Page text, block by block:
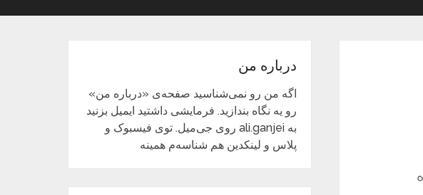
درباره من
اگه من رو نمی‌شناسید صفحه‌ی «درباره من»
رو یه نگاه بندازید. فرمایشی داشتید ایمیل بزنید
به ali.ganjei روی جی‌میل. توی فیسبوک و
پلاس و لینکدین هم شناسه‌م همینه